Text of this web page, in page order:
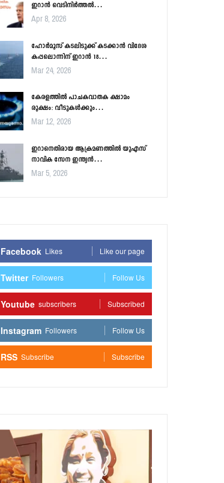
ഇറാൻ വെടിനിർത്തൽ…
Apr 8, 2026
ഹോർമൂസ് കടലിടുക്ക് കടക്കാൻ വിദേശ
കപ്പലൊന്നിന് ഇറാൻ 18…
Mar 24, 2026
കേരളത്തിൽ പാചകവാതക ക്ഷാമം
രൂക്ഷം: വീടുകൾക്കും…
Mar 12, 2026
ഇറാനെതിരായ ആക്രമണത്തിൽ യുഎസ്
നാവിക സേന ഇന്ത്യൻ…
Mar 5, 2026
Facebook Likes Like our page
Twitter Followers Follow Us
Youtube subscribers Subscribed
Instagram Followers Follow Us
RSS Subscribe Subscribe